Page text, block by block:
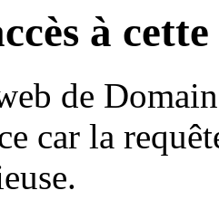
à
de
car la